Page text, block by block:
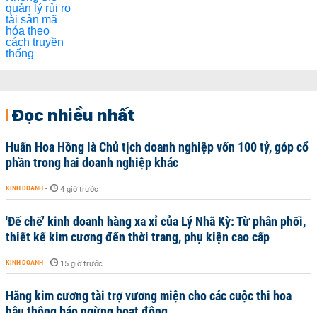
Đọc nhiều nhất
Huấn Hoa Hồng là Chủ tịch doanh nghiệp vốn 100 tỷ, góp cổ
phần trong hai doanh nghiệp khác
KINH DOANH - 4 giờ trước
'Đế chế’ kinh doanh hàng xa xỉ của Lý Nhã Kỳ: Từ phân phối,
thiết kế kim cương đến thời trang, phụ kiện cao cấp
KINH DOANH - 15 giờ trước
Hãng kim cương tài trợ vương miện cho các cuộc thi hoa